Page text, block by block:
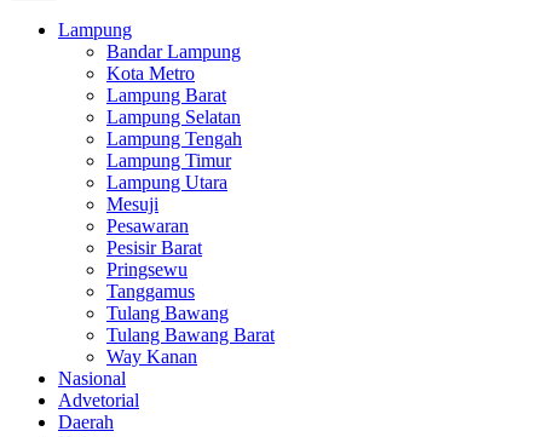
Lampung
Bandar Lampung
Kota Metro
Lampung Barat
Lampung Selatan
Lampung Tengah
Lampung Timur
Lampung Utara
Mesuji
Pesawaran
Pesisir Barat
Pringsewu
Tanggamus
Tulang Bawang
Tulang Bawang Barat
Way Kanan
Nasional
Advetorial
Daerah